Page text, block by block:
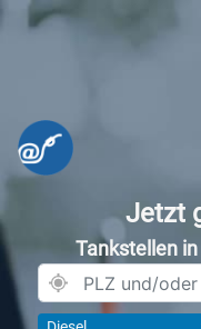
Jetzt
Tankstellen